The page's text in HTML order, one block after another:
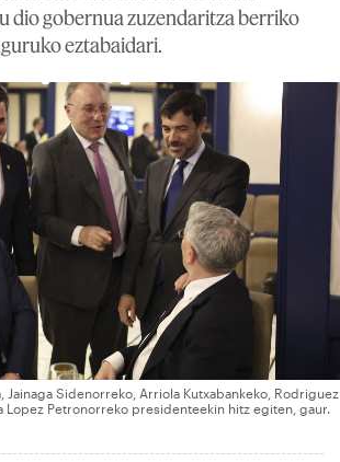
dio gobernua zuzendaritza berriko
eztabaidari.
Jainaga Sidenorreko, Arriola Kutxabankeko, Rodriguez
Lopez Petronorreko presidenteekin hitz egiten, gaur.